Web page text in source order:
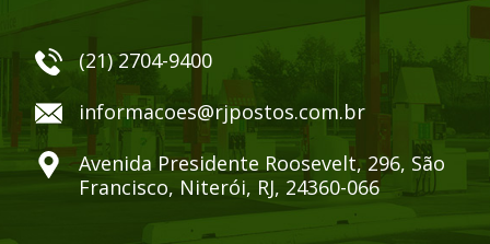
(21) 2704-9400
informacoes@rjpostos.com.br
Avenida Presidente Roosevelt, 296, São
Francisco, Niterói, RJ, 24360-066